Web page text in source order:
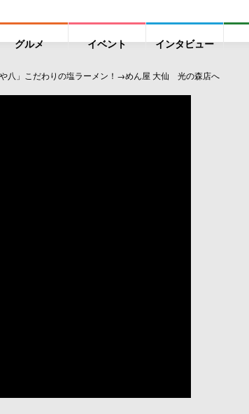
グルメ イベント インタビュー
八」こだわりの塩ラーメン！→めん屋 大仙 光の森店へ